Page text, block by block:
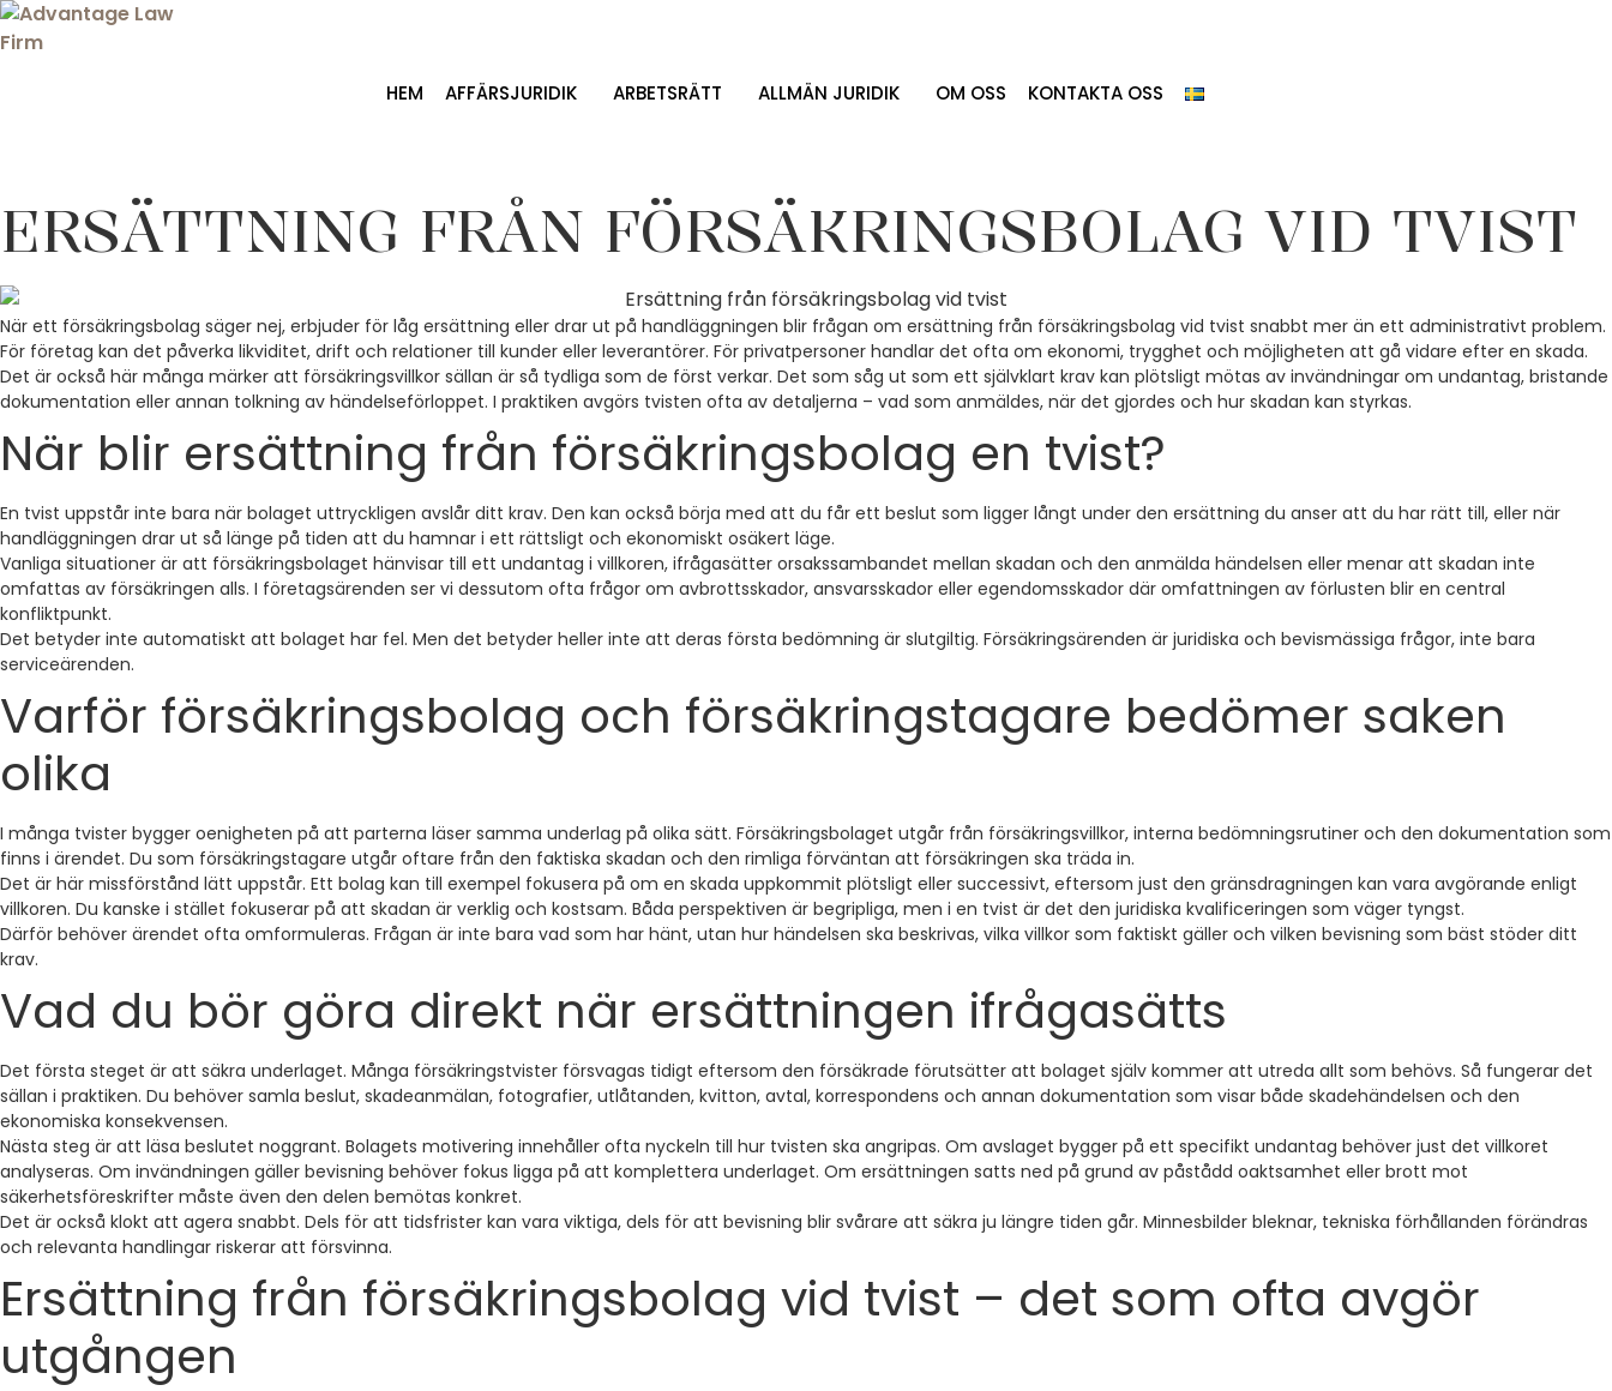
Hoppa
till
HEM AFFÄRSJURIDIK ARBETSRÄTT ALLMÄN JURIDIK OM OSS KONTAKTA OSS
ERSÄTTNING FRÅN FÖRSÄKRINGSBOLAG VID TVIST
När ett försäkringsbolag säger nej, erbjuder för låg ersättning eller drar ut på handläggningen blir frågan om ersättning från försäkringsbolag vid tvist snabbt mer än ett administrativt problem.
För företag kan det påverka likviditet, drift och relationer till kunder eller leverantörer. För privatpersoner handlar det ofta om ekonomi, trygghet och möjligheten att gå vidare efter en skada.
Det är också här många märker att försäkringsvillkor sällan är så tydliga som de först verkar. Det som såg ut som ett självklart krav kan plötsligt mötas av invändningar om undantag, bristande
dokumentation eller annan tolkning av händelseförloppet. I praktiken avgörs tvisten ofta av detaljerna – vad som anmäldes, när det gjordes och hur skadan kan styrkas.
När blir ersättning från försäkringsbolag en tvist?
En tvist uppstår inte bara när bolaget uttryckligen avslår ditt krav. Den kan också börja med att du får ett beslut som ligger långt under den ersättning du anser att du har rätt till, eller när
handläggningen drar ut så länge på tiden att du hamnar i ett rättsligt och ekonomiskt osäkert läge.
Vanliga situationer är att försäkringsbolaget hänvisar till ett undantag i villkoren, ifrågasätter orsakssambandet mellan skadan och den anmälda händelsen eller menar att skadan inte
omfattas av försäkringen alls. I företagsärenden ser vi dessutom ofta frågor om avbrottsskador, ansvarsskador eller egendomsskador där omfattningen av förlusten blir en central
konfliktpunkt.
Det betyder inte automatiskt att bolaget har fel. Men det betyder heller inte att deras första bedömning är slutgiltig. Försäkringsärenden är juridiska och bevismässiga frågor, inte bara
serviceärenden.
Varför försäkringsbolag och försäkringstagare bedömer saken
olika
I många tvister bygger oenigheten på att parterna läser samma underlag på olika sätt. Försäkringsbolaget utgår från försäkringsvillkor, interna bedömningsrutiner och den dokumentation som
finns i ärendet. Du som försäkringstagare utgår oftare från den faktiska skadan och den rimliga förväntan att försäkringen ska träda in.
Det är här missförstånd lätt uppstår. Ett bolag kan till exempel fokusera på om en skada uppkommit plötsligt eller successivt, eftersom just den gränsdragningen kan vara avgörande enligt
villkoren. Du kanske i stället fokuserar på att skadan är verklig och kostsam. Båda perspektiven är begripliga, men i en tvist är det den juridiska kvalificeringen som väger tyngst.
Därför behöver ärendet ofta omformuleras. Frågan är inte bara vad som har hänt, utan hur händelsen ska beskrivas, vilka villkor som faktiskt gäller och vilken bevisning som bäst stöder ditt
krav.
Vad du bör göra direkt när ersättningen ifrågasätts
Det första steget är att säkra underlaget. Många försäkringstvister försvagas tidigt eftersom den försäkrade förutsätter att bolaget själv kommer att utreda allt som behövs. Så fungerar det
sällan i praktiken. Du behöver samla beslut, skadeanmälan, fotografier, utlåtanden, kvitton, avtal, korrespondens och annan dokumentation som visar både skadehändelsen och den
ekonomiska konsekvensen.
Nästa steg är att läsa beslutet noggrant. Bolagets motivering innehåller ofta nyckeln till hur tvisten ska angripas. Om avslaget bygger på ett specifikt undantag behöver just det villkoret
analyseras. Om invändningen gäller bevisning behöver fokus ligga på att komplettera underlaget. Om ersättningen satts ned på grund av påstådd oaktsamhet eller brott mot
säkerhetsföreskrifter måste även den delen bemötas konkret.
Det är också klokt att agera snabbt. Dels för att tidsfrister kan vara viktiga, dels för att bevisning blir svårare att säkra ju längre tiden går. Minnesbilder bleknar, tekniska förhållanden förändras
och relevanta handlingar riskerar att försvinna.
Ersättning från försäkringsbolag vid tvist – det som ofta avgör
utgången